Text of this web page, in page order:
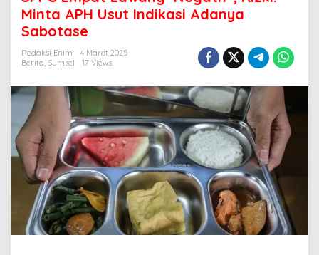
n
k
k
p
H
a
s
i
l
U
j
i
L
Minta APH Usut Indikasi Adanya
Sabotase
Redaksi Enim
4 Maret 2025
Berita, Sumsel 17 Views